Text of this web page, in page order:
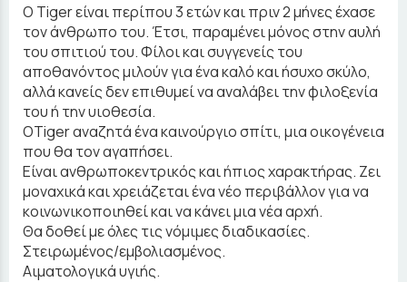
Ο Tiger είναι περίπου 3 ετών και πριν 2 μήνες έχασε
τον άνθρωπο του. Έτσι, παραμένει μόνος στην αυλή
του σπιτιού του. Φίλοι και συγγενείς του
αποθανόντος μιλούν για ένα καλό και ήσυχο σκύλο,
αλλά κανείς δεν επιθυμεί να αναλάβει την φιλοξενία
του ή την υιοθεσία.
ΟTiger αναζητά ένα καινούργιο σπίτι, μια οικογένεια
που θα τον αγαπήσει.
Είναι ανθρωποκεντρικός και ήπιος χαρακτήρας. Ζει
μοναχικά και χρειάζεται ένα νέο περιβάλλον για να
κοινωνικοποιηθεί και να κάνει μια νέα αρχή.
Θα δοθεί με όλες τις νόμιμες διαδικασίες.
Στειρωμένος/εμβολιασμένος.
Αιματολογικά υγιής.